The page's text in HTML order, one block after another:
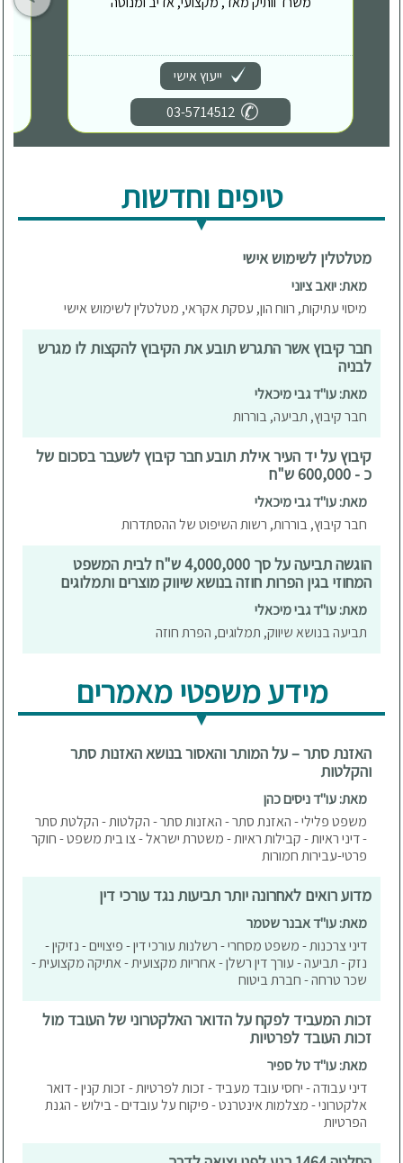
ייעוץ אישי
03-5714512
טיפים וחדשות
מטלטלין לשימוש אישי
מאת: יואב ציוני
מיסוי עתיקות, רווח הון, עסקת אקראי, מטלטלין לשימוש אישי
חבר קיבוץ אשר התגרש תובע את הקיבוץ להקצות לו מגרש
לבניה
מאת: עו"ד גבי מיכאלי
חבר קיבוץ, תביעה, בוררות
קיבוץ על יד העיר אילת תובע חבר קיבוץ לשעבר בסכום של
כ - 600,000 ש"ח
מאת: עו"ד גבי מיכאלי
חבר קיבוץ, בוררות, רשות השיפוט של ההסתדרות
הוגשה תביעה על סך 4,000,000 ש"ח לבית המשפט
המחוזי בגין הפרות חוזה בנושא שיווק מוצרים ותמלוגים
מאת: עו"ד גבי מיכאלי
תביעה בנושא שיווק, תמלוגים, הפרת חוזה
מידע משפטי מאמרים
האזנת סתר – על המותר והאסור בנושא האזנות סתר
והקלטות
מאת: עו"ד ניסים כהן
משפט פלילי - האזנת סתר - האזנות סתר - הקלטות - הקלטת סתר
- דיני ראיות - קבילות ראיות - משטרת ישראל - צו בית משפט - חוקר
פרטי-עבירות חמורות
מדוע רואים לאחרונה יותר תביעות נגד עורכי דין
מאת: עו"ד אבנר שטמר
דיני צרכנות - משפט מסחרי - רשלנות עורכי דין - פיצויים - נזיקין -
נזק - תביעה - עורך דין רשלן - אחריות מקצועית - אתיקה מקצועית -
שכר טרחה - חברת ביטוח
זכות המעביד לפקח על הדואר האלקטרוני של העובד מול
זכות העובד לפרטיות
מאת: עו"ד טל ספיר
דיני עבודה - יחסי עובד מעביד - זכות לפרטיות - זכות קנין - דואר
אלקטרוני - מצלמות אינטרנט - פיקוח על עובדים - בילוש - הגנת
הפרטיות